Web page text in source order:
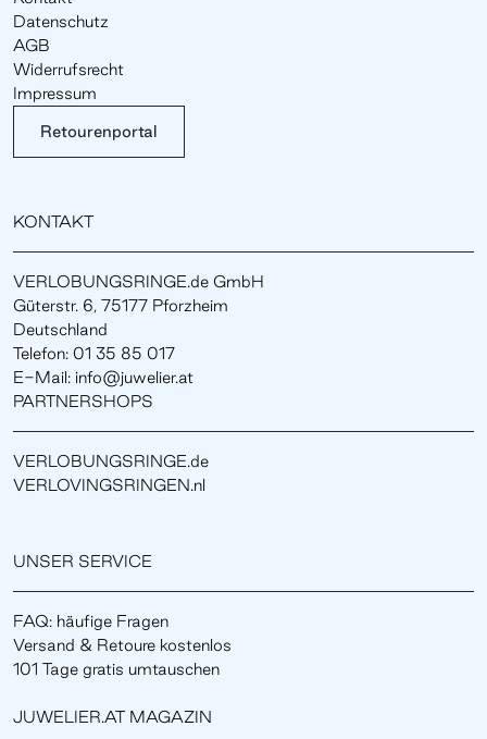
Datenschutz
AGB
Widerrufsrecht
Impressum
Retourenportal
KONTAKT
VERLOBUNGSRINGE.de GmbH
Güterstr. 6, 75177 Pforzheim
Deutschland
Telefon: 01 35 85 017
E-Mail: info@juwelier.at
PARTNERSHOPS
VERLOBUNGSRINGE.de
VERLOVINGSRINGEN.nl
UNSER SERVICE
FAQ: häufige Fragen
Versand & Retoure kostenlos
101 Tage gratis umtauschen
JUWELIER.AT MAGAZIN